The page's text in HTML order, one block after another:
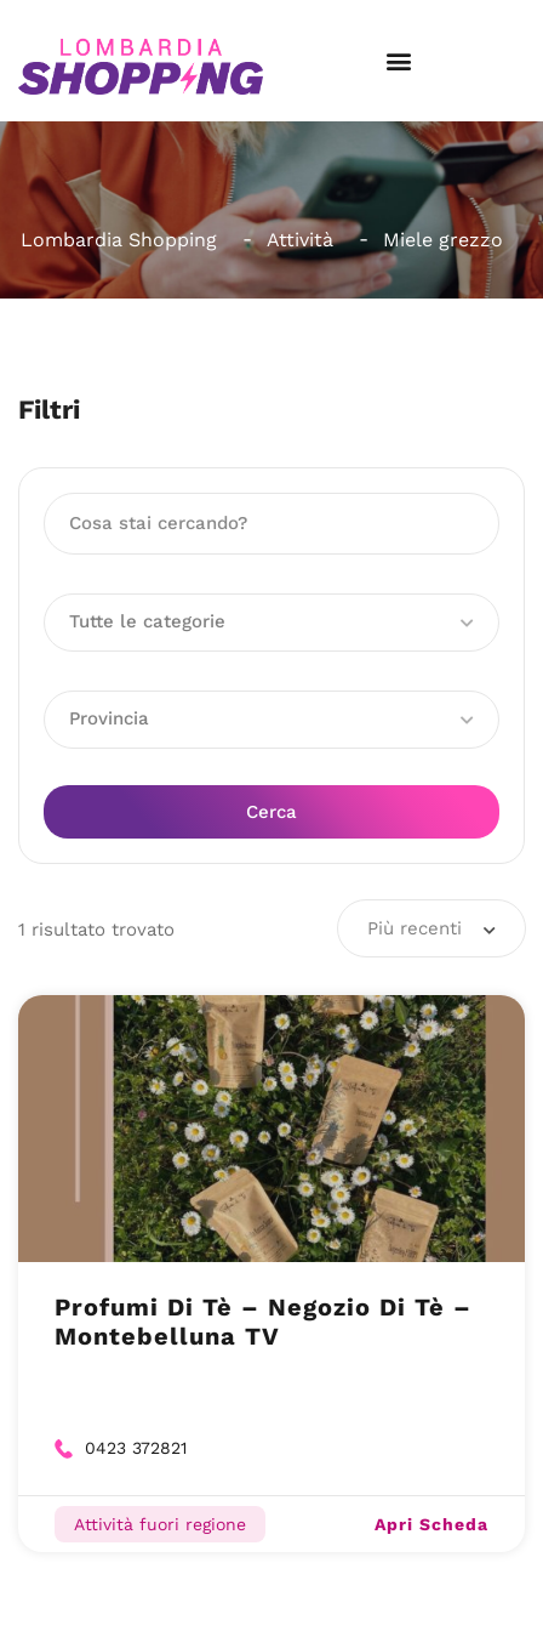
Lombardia Shopping Attività Miele grezzo
Filtri
Tutte le categorie
Provincia
Cerca
1 risultato trovato Più recenti
Profumi Di Tè – Negozio Di Tè –
Montebelluna TV
0423 372821
Attività fuori regione Apri Scheda